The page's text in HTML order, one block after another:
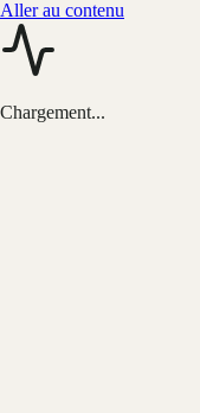
Aller au contenu
Chargement...